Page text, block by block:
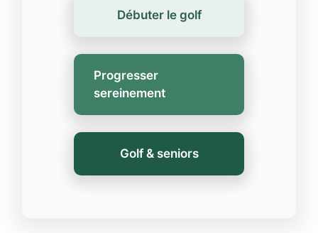
Débuter le golf
Progresser
sereinement
Golf & seniors